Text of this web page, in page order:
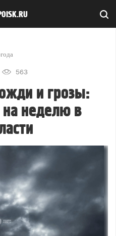
563
и грозы:
неделю в